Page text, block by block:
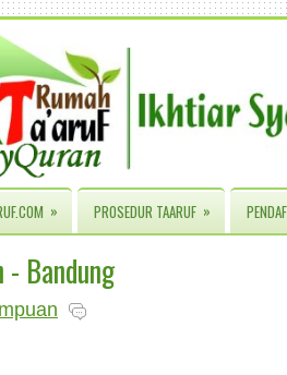
» PROSEDUR TAARUF »
Bandung